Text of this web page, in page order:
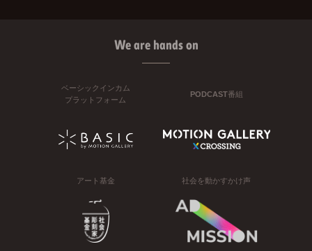
We are hands on
ベーシックインカム
プラットフォーム
PODCAST番組
アート基金 社会を動かすかけ声